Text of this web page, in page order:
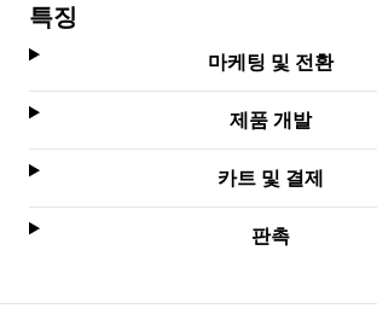
특징
마케팅 및 전환
제품 개발
카트 및 결제
판촉